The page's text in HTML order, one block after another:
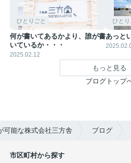
ひとりごと
何が書いてあるかより、誰が書
いているか・・・
2025.02.12
ひとり
あっと
もっと見る
ブログトップ
可能な株式会社三方舎 ブログ
市区町村から探す